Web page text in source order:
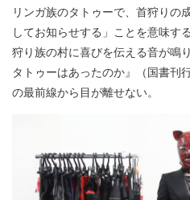
リンガ族のタトゥーで、首狩りの
してお知らせする」ことを意味す
狩り族の村に喜びを伝える音が鳴
タトゥーはあったのか』（国書刊
の最前線から目が離せない。